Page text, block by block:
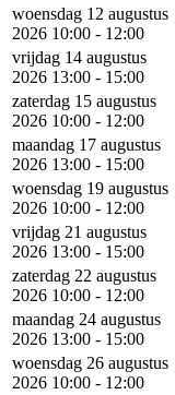
woensdag 12 augustus
2026 10:00 - 12:00
vrijdag 14 augustus
2026 13:00 - 15:00
zaterdag 15 augustus
2026 10:00 - 12:00
maandag 17 augustus
2026 13:00 - 15:00
woensdag 19 augustus
2026 10:00 - 12:00
vrijdag 21 augustus
2026 13:00 - 15:00
zaterdag 22 augustus
2026 10:00 - 12:00
maandag 24 augustus
2026 13:00 - 15:00
woensdag 26 augustus
2026 10:00 - 12:00